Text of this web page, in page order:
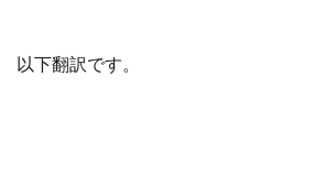
以下翻訳です。